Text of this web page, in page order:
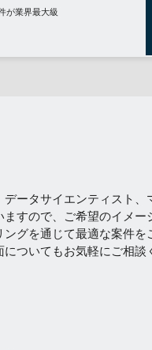
が業界最大級
ータサイエンティスト、
すので、ご希望のイメ
グを通じて最適な案件を
ついてもお気軽にご相談